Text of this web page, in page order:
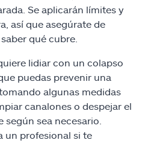
Se aplicarán límites y
así que asegúrate de
qué cubre.
lidiar con un colapso
puedas prevenir una
algunas medidas
canalones o despejar el
sea necesario.
un profesional si te